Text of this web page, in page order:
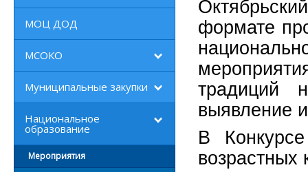
МОЦ ДОД
МСОКО
Муниципальные закупки
Национальное
образование
Мероприятия
формате
традиций
выявление
В
возрастных